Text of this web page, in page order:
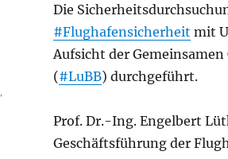
Die
#Flughafensicherheit mit
Aufsicht der
(#LuBB) durchgeführt.
Prof. Dr.-Ing. Engelbert
Geschäftsführung der
,